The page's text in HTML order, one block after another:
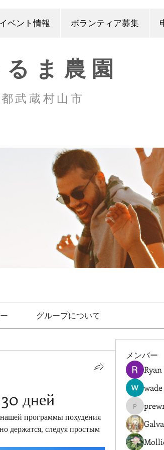
イベント情報 ボランティア募集
ま農園
武蔵村山市
グループについて
дней
программы похудения
держатся, следуя простым
メンバー
Ryan